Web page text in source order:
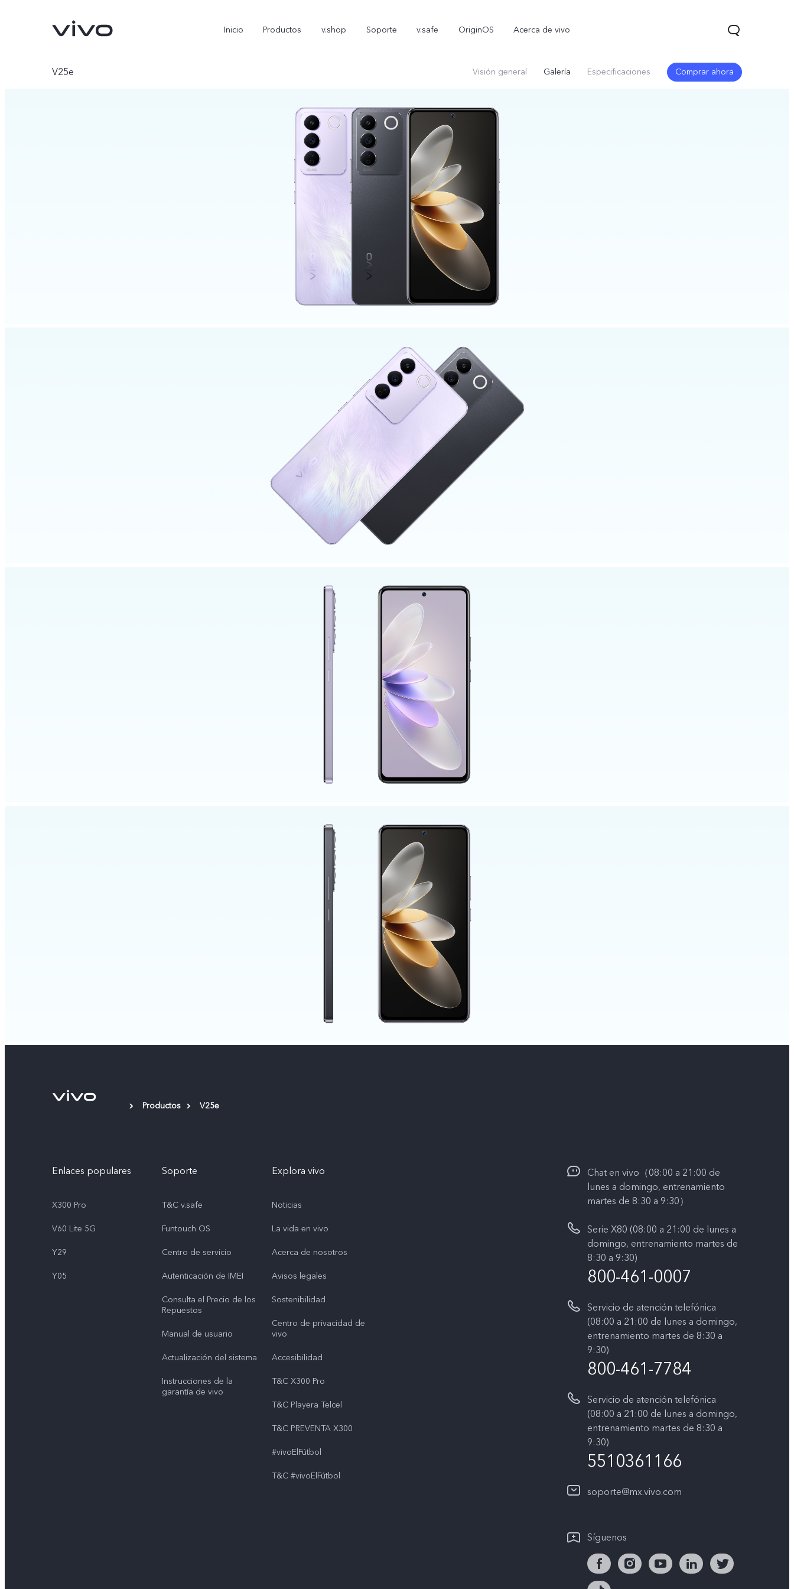
Inicio Productos v.shop Soporte v.safe OriginOS Acerca de vivo
Y05 nuevo
V25e Visión general Galería Especificaciones Comprar ahora
Productos V25e
Enlaces populares
X300 Pro
V60 Lite 5G
Y29
Y05
Soporte
T&C v.safe
Funtouch OS
Centro de servicio
Autenticación de IMEI
Consulta el Precio de los
Repuestos
Manual de usuario
Actualización del sistema
Instrucciones de la
garantía de vivo
Explora vivo
Noticias
La vida en vivo
Acerca de nosotros
Avisos legales
Sostenibilidad
Centro de privacidad de
vivo
Accesibilidad
T&C X300 Pro
T&C Playera Telcel
T&C PREVENTA X300
#vivoElFútbol
T&C #vivoElFútbol
Chat en vivo（08:00 a 21:00 de
lunes a domingo, entrenamiento
martes de 8:30 a 9:30）
Serie X80 (08:00 a 21:00 de lunes a
domingo, entrenamiento martes de
8:30 a 9:30)
800-461-0007
Servicio de atención telefónica
(08:00 a 21:00 de lunes a domingo,
entrenamiento martes de 8:30 a
9:30)
800-461-7784
Servicio de atención telefónica
(08:00 a 21:00 de lunes a domingo,
entrenamiento martes de 8:30 a
9:30)
5510361166
soporte@mx.vivo.com
Síguenos